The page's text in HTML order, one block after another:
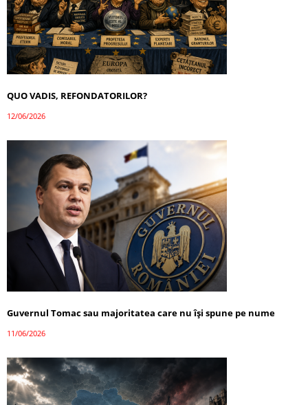
QUO VADIS, REFONDATORILOR?
12/06/2026
Guvernul Tomac sau majoritatea care nu își spune pe nume
11/06/2026